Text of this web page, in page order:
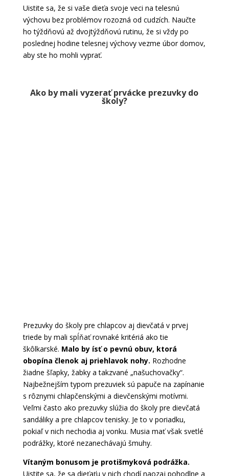
Uistite sa, že si vaše dieťa svoje veci na telesnú
výchovu bez problémov rozozná od cudzích. Naučte
ho týždňovú až dvojtýždňovú rutinu, že si vždy po
poslednej hodine telesnej výchovy vezme úbor domov,
aby ste ho mohli vyprať.
Ako by mali vyzerať prvácke prezuvky do
školy?
Prezuvky do školy pre chlapcov aj dievčatá v prvej
triede by mali spĺňať rovnaké kritériá ako tie
škôlkarské. Malo by ísť o pevnú obuv, ktorá
obopína členok aj priehlavok nohy. Rozhodne
žiadne šľapky, žabky a takzvané „našuchovačky“.
Najbežnejším typom prezuviek sú papuče na zapínanie
s rôznymi chlapčenskými a dievčenskými motívmi.
Veľmi často ako prezuvky slúžia do školy pre dievčatá
sandáliky a pre chlapcov tenisky. Je to v poriadku,
pokiaľ v nich nechodia aj vonku. Musia mať však svetlé
podrážky, ktoré nezanechávajú šmuhy.
Vítaným bonusom je protišmyková podrážka.
Uistite sa, že sa dieťaťu v nich chodí naozaj pohodlne a